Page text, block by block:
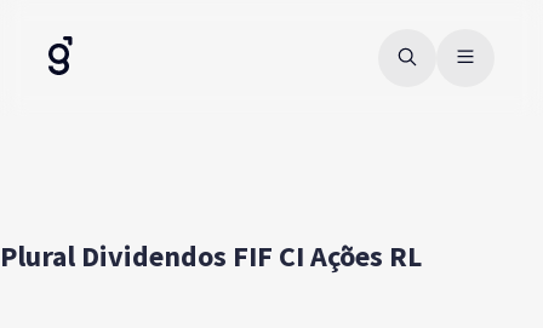
Plural Dividendos FIF CI Ações RL